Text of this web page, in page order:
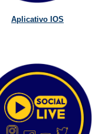
Aplicativo IOS